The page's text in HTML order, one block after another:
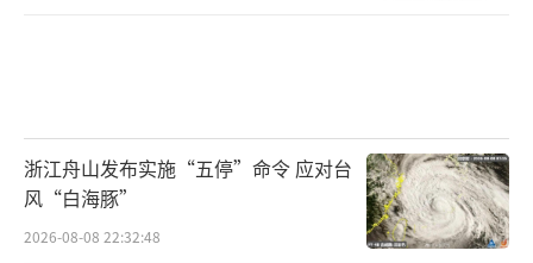
浙江舟山发布实施“五停”命令 应对台
风“白海豚”
2026-08-08 22:32:48